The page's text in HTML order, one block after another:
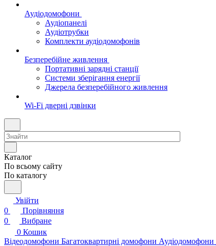
Аудіодомофони
Аудіопанелі
Аудіотрубки
Комплекти аудіодомофонів
Безперебійне живлення
Портативні зарядні станції
Системи зберігання енергії
Джерела безперебійного живлення
Wi-Fi дверні дзвінки
Каталог
По всьому сайту
По каталогу
Увійти
0
Порівняння
0
Вибране
0 Кошик
Відеодомофони Багатоквартирні домофони Аудіодомофони